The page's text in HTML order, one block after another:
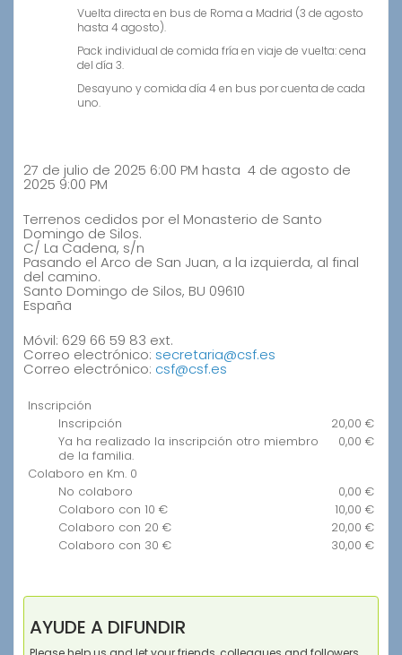
Vuelta directa en bus de Roma a Madrid (3 de agosto
hasta 4 agosto).
Pack individual de comida fría en viaje de vuelta: cena
del día 3.
Desayuno y comida día 4 en bus por cuenta de cada
uno.
27 de julio de 2025 6:00 PM hasta 4 de agosto de
2025 9:00 PM
Terrenos cedidos por el Monasterio de Santo
Domingo de Silos.
C/ La Cadena, s/n
Pasando el Arco de San Juan, a la izquierda, al final
del camino.
Santo Domingo de Silos, BU 09610
España
Contacto
Móvil: 629 66 59 83 ext.
Correo electrónico: secretaria@csf.es
Correo electrónico: csf@csf.es
Inscripción
Inscripción
20,00 €
Ya ha realizado la inscripción otro miembro
de la familia.
0,00 €
Colaboro en Km. 0
No colaboro
0,00 €
Colaboro con 10 €
10,00 €
Colaboro con 20 €
20,00 €
Colaboro con 30 €
30,00 €
AYUDE A DIFUNDIR